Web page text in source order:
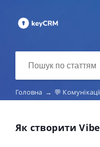
Головна → 💬 Комунікації: SMS,
Як створити